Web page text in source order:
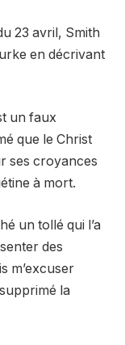
23 avril, Smith
en décrivant
un faux
que le Christ
ses croyances
à mort.
un tollé qui l’a
des
m’excuser
supprimé la